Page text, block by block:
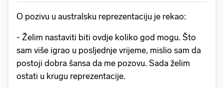
O pozivu u australsku reprezentaciju je rekao:
- Želim nastaviti biti ovdje koliko god mogu. Što
sam više igrao u posljednje vrijeme, mislio sam da
postoji dobra šansa da me pozovu. Sada želim
ostati u krugu reprezentacije.